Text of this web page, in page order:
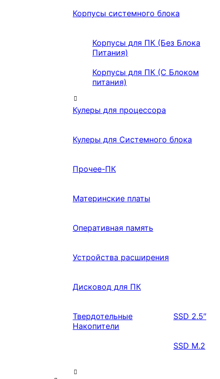
Корпусы системного блока
Корпусы для ПК (Без Блока
Питания)
Корпусы для ПК (С Блоком
питания)
Кулеры для процессора
Кулеры для Системного блока
Прочее-ПК
Материнские платы
Оперативная память
Устройства расширения
Дисковод для ПК
Твердотельные
Накопители
SSD 2.5″
SSD M.2